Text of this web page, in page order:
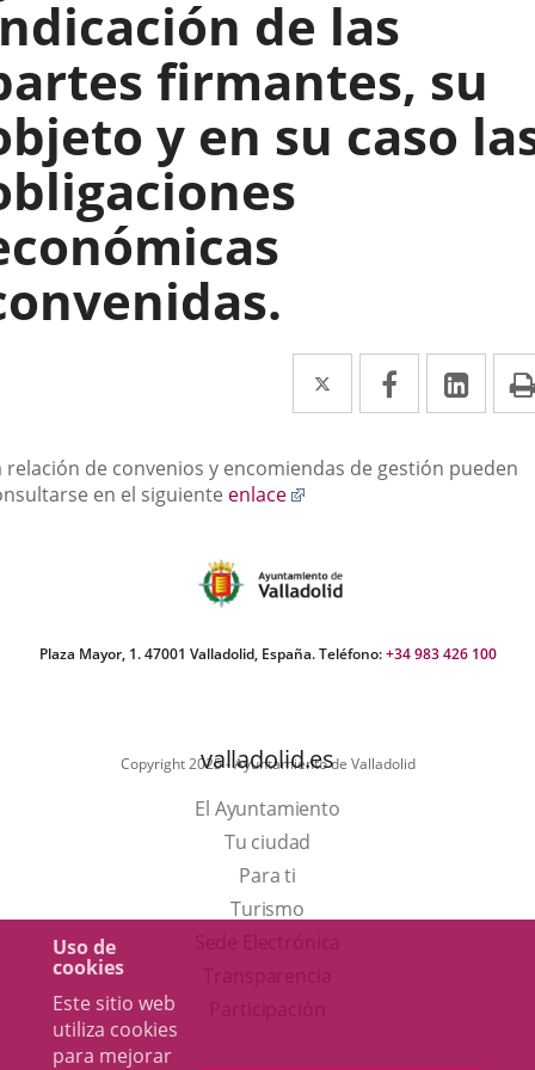
Uso de
cookies
Este sitio web
utiliza cookies
para mejorar
de las
firmantes, su
y en su caso
Twitter
Enlace
a
una
Facebook
Enlace
a
una
a
una
relación de convenios y encomiendas de gestión pueden
en el siguiente enlace
aplicación
externa.
Plaza Mayor, 1. 47001 Valladolid, España. Teléfono:+34 983 426 100
Copyright 2025 - Ayuntamiento de Valladolid
valladolid.es
El Ayuntamiento
Tu ciudad
Para ti
TurismoEste